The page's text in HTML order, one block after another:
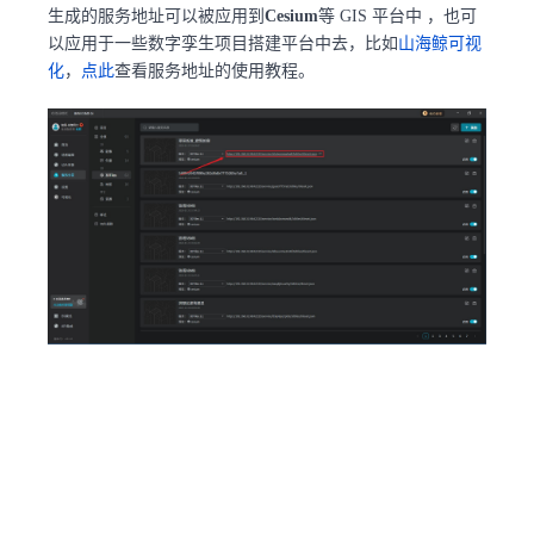
生成的服务地址可以被应用到 Cesium等 GIS 平台中 ，也可
以应用于一些数字孪生项目搭建平台中去，比如 山海鲸可视
化， 点此查看服务地址的使用教程。